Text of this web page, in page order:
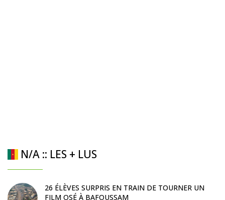
N/A :: LES + LUS
26 ÉLÈVES SURPRIS EN TRAIN DE TOURNER UN
FILM OSÉ À BAFOUSSAM